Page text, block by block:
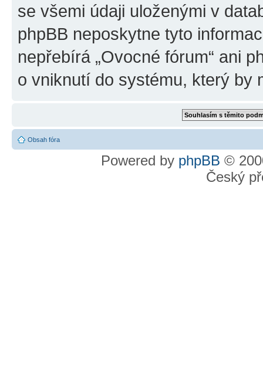
se všemi údaji uloženými v
phpBB neposkytne tyto
nepřebírá „Ovocné fórum“ ani
o vniknutí do systému, který by
Obsah fóra
Powered by phpBB ©
Český